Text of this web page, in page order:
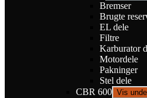
Bremser
Brugte
EL dele
Filtre
Karburator
Motordele
Pakninger
Stel dele
CBR 600 Vis